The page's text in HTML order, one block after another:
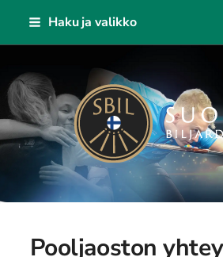
Siirry
Haku ja valikko
Suomen
Pooljaoston